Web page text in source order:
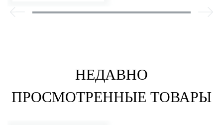
НЕДАВНО
ПРОСМОТРЕННЫЕ ТОВАРЫ